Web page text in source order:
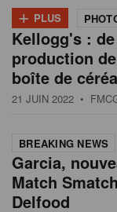
+ PLUS
Kellogg's :
production
boîte de
21 JUIN 2022 •
BREAKING NEWS
Garcia,
Match
Delfood